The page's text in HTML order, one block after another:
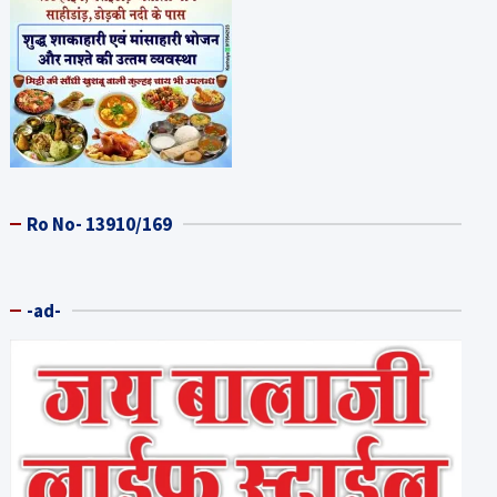
Ro No- 13910/169
-ad-